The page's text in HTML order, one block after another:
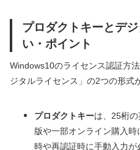
プロダクトキーとデ
い・ポイント
Windows10のライセンス認証方
ジタルライセンス」の2つの形式
プロダクトキーは、25桁
版や一部オンライン購入
時や再認証時に手動入力が